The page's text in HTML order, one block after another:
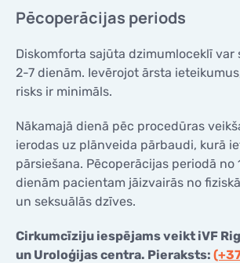
Pēcoperācijas periods
Diskomforta sajūta dzimumloceklī var
2-7 dienām. Ievērojot ārsta
risks ir minimāls.
Nākamajā dienā pēc procedūras
ierodas uz plānveida pārbaudi, kurā
pārsiešana. Pēcoperācijas periodā no
dienām pacientam jāizvairās no
un seksuālās dzīves.
Cirkumcīziju iespējams veikt iVF
un Uroloģijas centra. Pieraksts: